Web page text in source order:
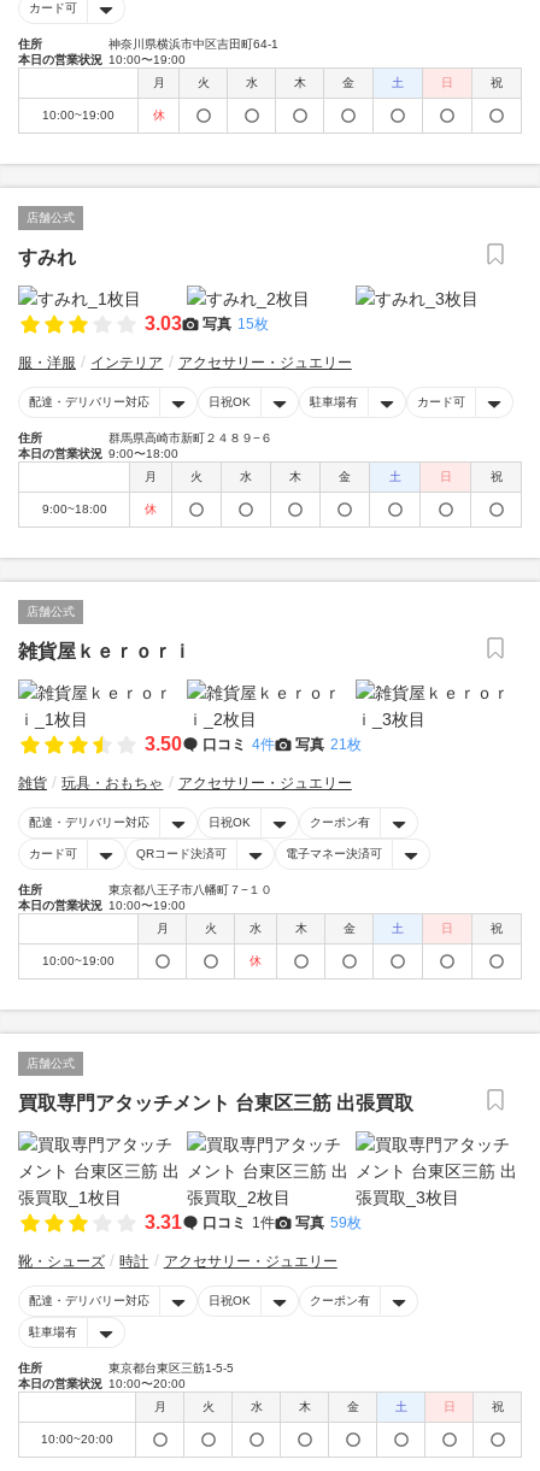
カード可
住所
神奈川県横浜市中区吉田町64-1
本日の営業状況 10:00〜19:00
月
火 水 木 金 土 日 祝
10:00~19:00 休
店舗公式
すみれ
3.03 写真 15枚
服・洋服 インテリア アクセサリー・ジュエリー
配達・デリバリー対応 日祝OK 駐車場有 カード可
住所
群馬県高崎市新町２４８９−６
本日の営業状況 9:00〜18:00
月
火 水 木 金 土 日 祝
9:00~18:00 休
店舗公式
雑貨屋ｋｅｒｏｒｉ
3.50 口コミ 4件 写真 21枚
雑貨 玩具・おもちゃ アクセサリー・ジュエリー
配達・デリバリー対応 日祝OK クーポン有
カード可 QRコード決済可 電子マネー決済可
住所
東京都八王子市八幡町７−１０
本日の営業状況 10:00〜19:00
月
火 水 木 金 土 日 祝
10:00~19:00 休
店舗公式
買取専門アタッチメント 台東区三筋 出張買取
3.31 口コミ 1件 写真 59枚
靴・シューズ 時計 アクセサリー・ジュエリー
配達・デリバリー対応 日祝OK クーポン有
駐車場有
住所
東京都台東区三筋1-5-5
本日の営業状況 10:00〜20:00
月
火 水 木 金 土 日 祝
10:00~20:00